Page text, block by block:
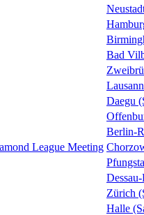
Bad
Daegu
Berlin-
League Meeting
Zürich
Halle